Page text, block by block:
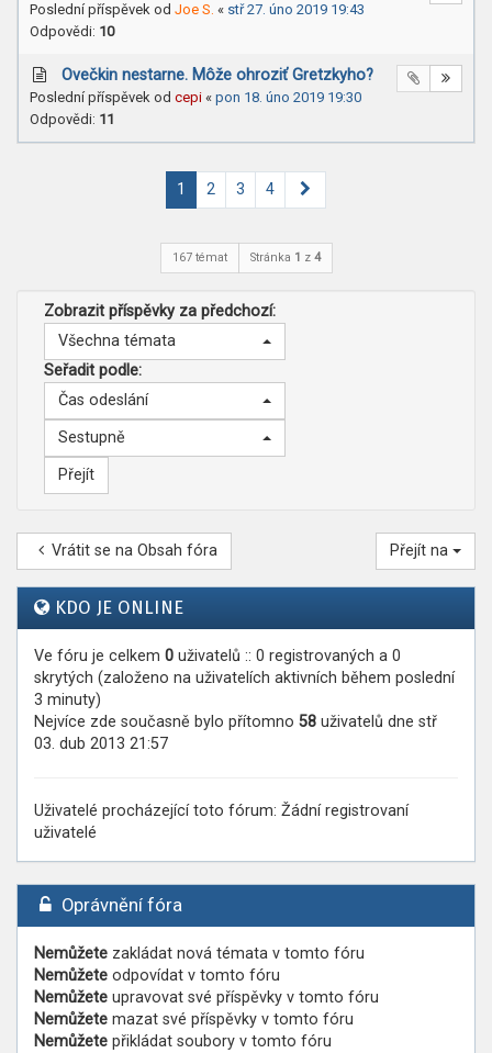
Poslední příspěvek od Joe S. « stř 27. úno 2019 19:43
Odpovědi: 10
Ovečkin nestarne. Môže ohroziť Gretzkyho?
Poslední příspěvek od cepi « pon 18. úno 2019 19:30
Odpovědi: 11
1 2 3 4 Další
167 témat Stránka 1 z 4
Zobrazit příspěvky za předchozí:
Všechna témata
Seřadit podle:
Čas odeslání
Sestupně
Vrátit se na Obsah fóra Přejít na
KDO JE ONLINE
Ve fóru je celkem 0 uživatelů :: 0 registrovaných a 0
skrytých (založeno na uživatelích aktivních během poslední
3 minuty)
Nejvíce zde současně bylo přítomno 58 uživatelů dne stř
03. dub 2013 21:57
Uživatelé procházející toto fórum: Žádní registrovaní
uživatelé
Oprávnění fóra
Nemůžete zakládat nová témata v tomto fóru
Nemůžete odpovídat v tomto fóru
Nemůžete upravovat své příspěvky v tomto fóru
Nemůžete mazat své příspěvky v tomto fóru
Nemůžete přikládat soubory v tomto fóru